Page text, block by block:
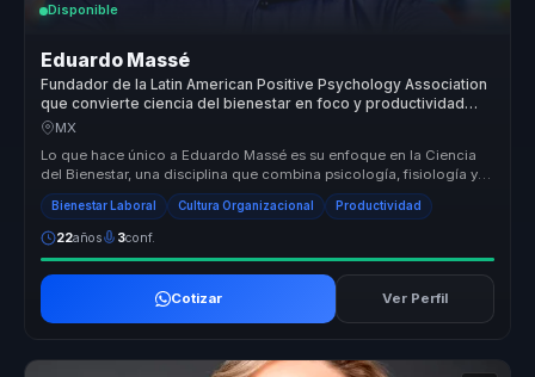
Disponible
Eduardo Massé
Fundador de la Latin American Positive Psychology Association
que convierte ciencia del bienestar en foco y productividad
para empresas y equipos.
MX
Lo que hace único a Eduardo Massé es su enfoque en la Ciencia
del Bienestar, una disciplina que combina psicología, fisiología y
mindfuln...
Bienestar Laboral Cultura Organizacional Productividad
22años 3conf.
Cotizar Ver Perfil